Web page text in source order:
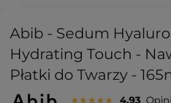
Abib - Sedum
Hydrating Touch -
Płatki do Twarzy -
4.93